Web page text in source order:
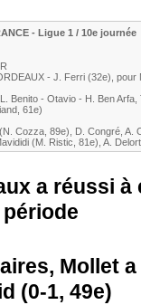
- Ligue 1 / 10e journée
- J. Ferri (32e) , pour
L. Benito - Otavio - H. Ben Arfa
, 61e)
(N. Cozza , 89e) D. Congré A.
(M. Ristic , 81e) A. Delort
a réussi
période
Mollet
(0-1, 49e)